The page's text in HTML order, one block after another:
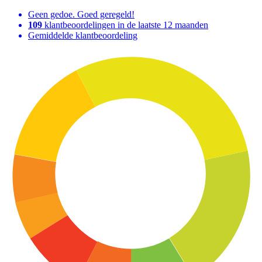
Geen gedoe. Goed geregeld!
109 klantbeoordelingen in de laatste 12 maanden
Gemiddelde klantbeoordeling